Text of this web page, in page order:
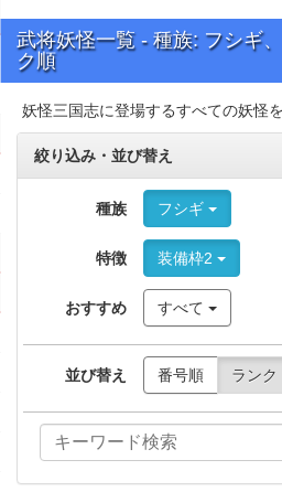
武将妖怪一覧 - 種族: フシギ
ク順
妖怪三国志に登場するすべての妖怪
絞り込み・並び替え
種族 フシギ
特徴 装備枠2
おすすめ すべて
並び替え 番号順 ランク